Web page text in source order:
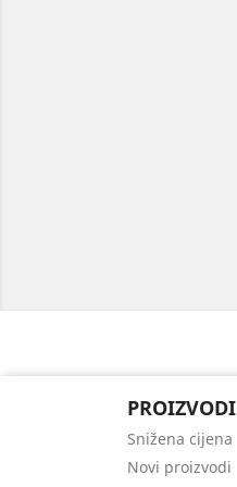
PROIZVODI
Snižena cijena
Novi proizvodi